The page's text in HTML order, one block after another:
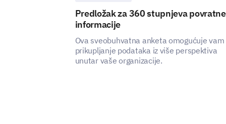
Predložak za 360 stupnjeva povratne
informacije
Ova sveobuhvatna anketa omogućuje vam
prikupljanje podataka iz više perspektiva
unutar vaše organizacije.